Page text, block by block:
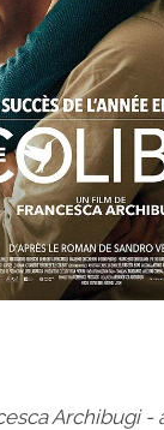
Archibugi -